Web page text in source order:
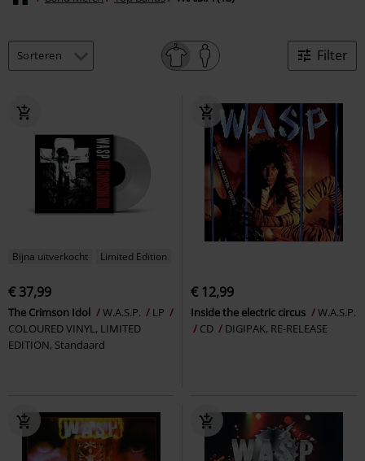
Filter
Bijna uitverkocht Limited Edition
€ 37,99
The Crimson Idol W.A.S.P.
LP
COLOURED VINYL, LIMITED
EDITION, Standaard
€ 12,99
Inside the electric circus
W.A.S.P.
CD
DIGIPAK, RE-RELEASE